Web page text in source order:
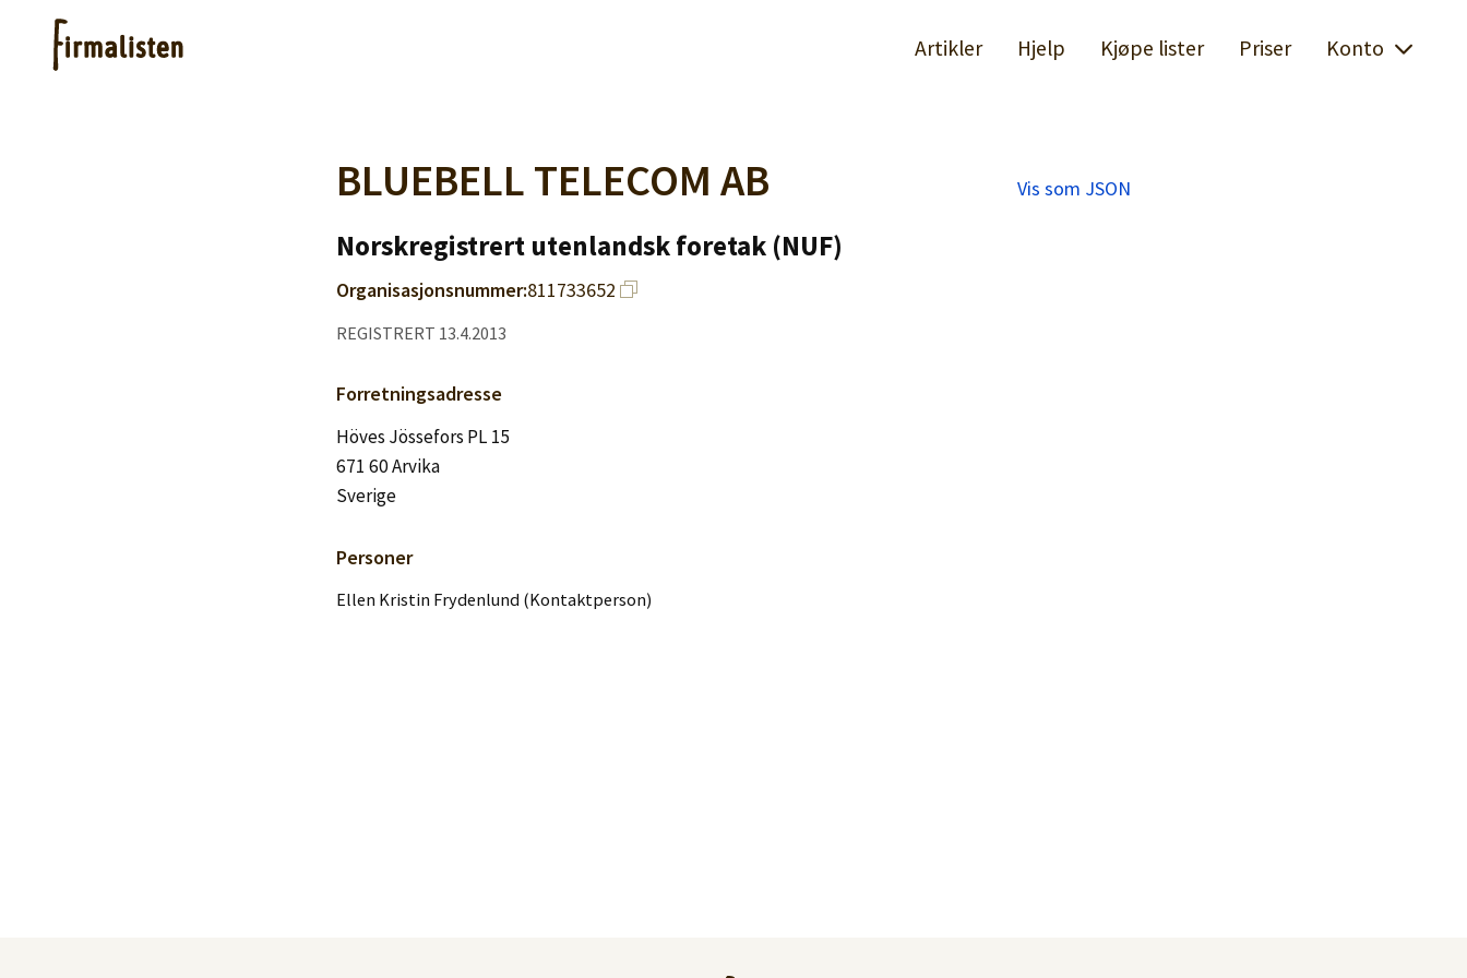
Artikler Hjelp Kjøpe lister Priser Konto
BLUEBELL TELECOM AB Vis som JSON
Norskregistrert utenlandsk foretak (NUF)
Organisasjonsnummer:811733652
REGISTRERT 13.4.2013
Forretningsadresse
Höves Jössefors PL 15
671 60 Arvika
Sverige
Personer
Ellen Kristin Frydenlund (Kontaktperson)